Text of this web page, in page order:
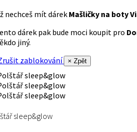
nechceš mít dárek Mašličky na boty
dárek pak bude moci koupit pro
jiný.
zablokování
× Zpět
sleep&glow